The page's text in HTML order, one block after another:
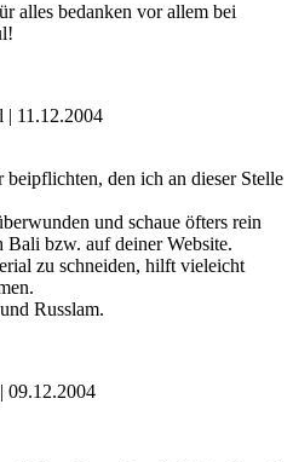
alles bedanken vor allem bei
| 11.12.2004
den ich an dieser Stelle
und schaue öfters rein
Bali bzw. auf deiner Website.
zu schneiden, hilft vieleicht
Russlam.
09.12.2004